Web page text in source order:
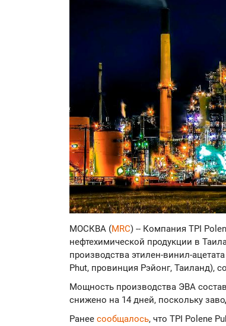
МОСКВА (MRC) -- Компания TPI
нефтехимической продукции в
производства этилен-винил-
Phut, провинция Рэйонг, Таиланд),
Мощность производства ЭВА
снижено на 14 дней, поскольку
Ранее сообщалось, что TPI Polene